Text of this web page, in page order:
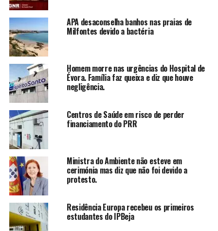
APA desaconselha banhos nas praias de
Milfontes devido a bactéria
Homem morre nas urgências do Hospital de
Évora. Família faz queixa e diz que houve
negligência.
Centros de Saúde em risco de perder
financiamento do PRR
Ministra do Ambiente não esteve em
cerimónia mas diz que não foi devido a
protesto.
Residência Europa recebeu os primeiros
estudantes do IPBeja